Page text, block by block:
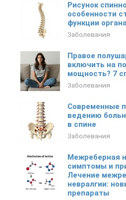
Рисунок
особенности
функции
Заболевания
Правое
включить на
мощность? 7
Заболевания
Современные
ведению
в спине
Заболевания
Межреберная
симптомы и
Лечение
невралгии:
препараты